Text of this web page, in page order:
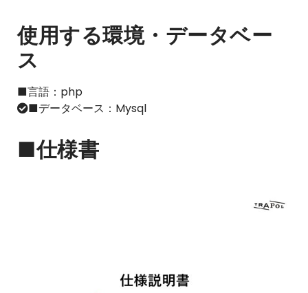
使用する環境・データベー
ス
■言語：php
■データベース：Mysql
■仕様書